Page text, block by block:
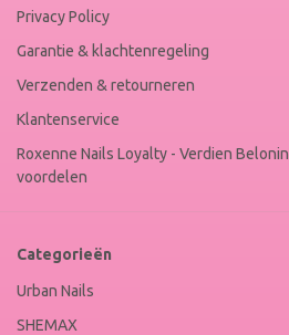
Privacy Policy
Garantie & klachtenregeling
Verzenden & retourneren
Klantenservice
Roxenne Nails Loyalty - Verdien
voordelen
Categorieën
Urban Nails
SHEMAX